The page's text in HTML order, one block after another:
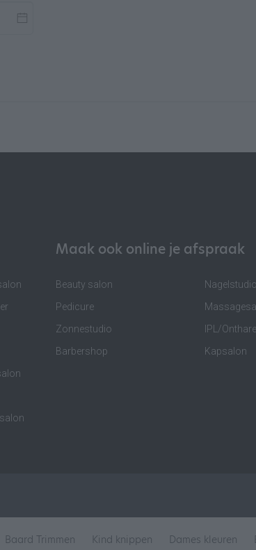
Maak ook online je afspraak
Beauty salon
Pedicure
Zonnestudio
Barbershop
Nagelstudio
IPL/
Kapsalon
Baard Trimmen Kind knippen Dames kleuren